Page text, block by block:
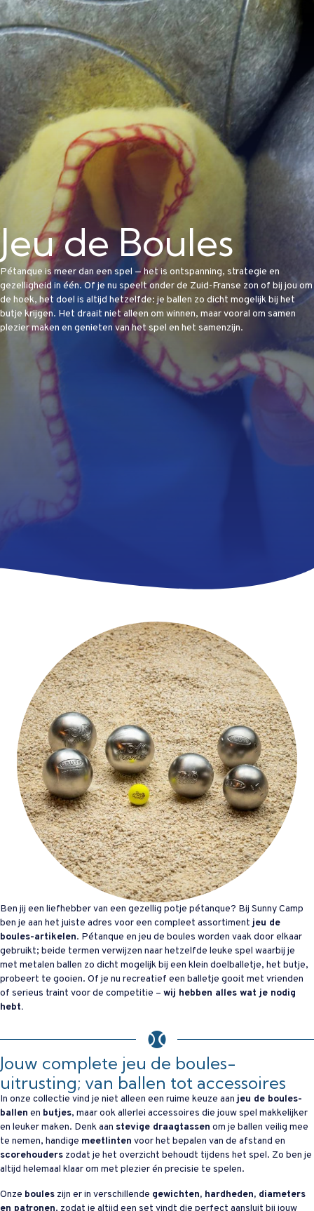
Jeu de Boules
Pétanque is meer dan een spel — het is ontspanning, strategie en
gezelligheid in één. Of je nu speelt onder de Zuid-Franse zon of bij jou om
de hoek, het doel is altijd hetzelfde: je ballen zo dicht mogelijk bij het
butje krijgen. Het draait niet alleen om winnen, maar vooral om samen
plezier maken en genieten van het spel en het samenzijn.
Ben jij een liefhebber van een gezellig potje pétanque? Bij Sunny Camp
ben je aan het juiste adres voor een compleet assortiment jeu de
boules-artikelen. Pétanque en jeu de boules worden vaak door elkaar
gebruikt; beide termen verwijzen naar hetzelfde leuke spel waarbij je
met metalen ballen zo dicht mogelijk bij een klein doelballetje, het butje,
probeert te gooien. Of je nu recreatief een balletje gooit met vrienden
of serieus traint voor de competitie – wij hebben alles wat je nodig
hebt.
Jouw complete jeu de boules-
uitrusting; van ballen tot accessoires
In onze collectie vind je niet alleen een ruime keuze aan jeu de boules-
ballen en butjes, maar ook allerlei accessoires die jouw spel makkelijker
en leuker maken. Denk aan stevige draagtassen om je ballen veilig mee
te nemen, handige meetlinten voor het bepalen van de afstand en
scorehouders zodat je het overzicht behoudt tijdens het spel. Zo ben je
altijd helemaal klaar om met plezier én precisie te spelen.
Onze boules zijn er in verschillende gewichten, hardheden, diameters
en patronen, zodat je altijd een set vindt die perfect aansluit bij jouw